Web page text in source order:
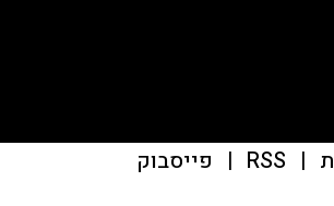
|
RSS
| פייסבוק